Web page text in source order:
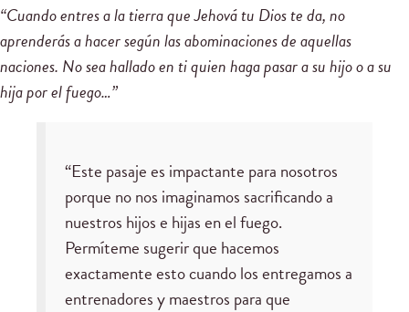
“Cuando entres a la tierra que Jehová tu Dios te da, no
aprenderás a hacer según las abominaciones de aquellas
naciones. No sea hallado en ti quien haga pasar a su hijo o a su
hija por el fuego…”
“Este pasaje es impactante para nosotros
porque no nos imaginamos sacrificando a
nuestros hijos e hijas en el fuego.
Permíteme sugerir que hacemos
exactamente esto cuando los entregamos a
entrenadores y maestros para que